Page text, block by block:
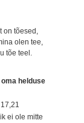
tõesed,
olen tee,
tõe teel.
helduse
ei ole mitte